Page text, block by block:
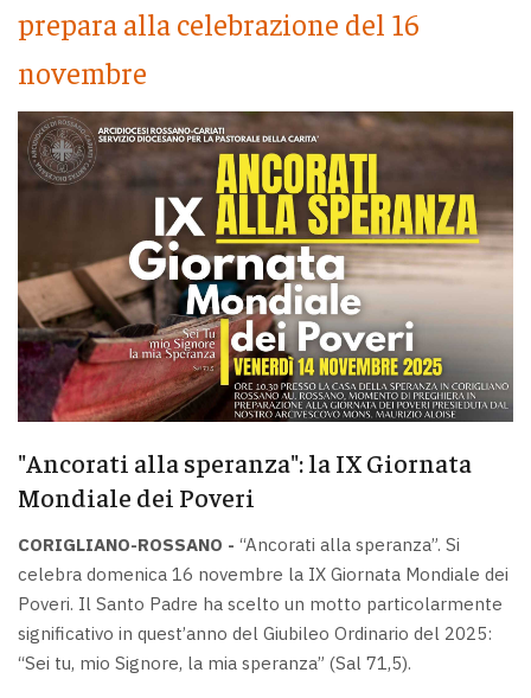
prepara alla celebrazione del 16
novembre
"Ancorati alla speranza": la IX Giornata
Mondiale dei Poveri
CORIGLIANO-ROSSANO - “Ancorati alla speranza”. Si
celebra domenica 16 novembre la IX Giornata Mondiale dei
Poveri. Il Santo Padre ha scelto un motto particolarmente
significativo in quest’anno del Giubileo Ordinario del 2025:
“Sei tu, mio Signore, la mia speranza” (Sal 71,5).